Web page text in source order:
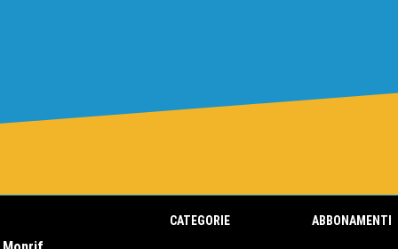
CATEGORIE ABBONAMENTI